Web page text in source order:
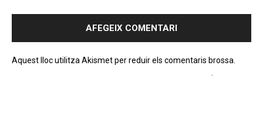
Aquest lloc utilitza Akismet per reduir els comentaris brossa.
.